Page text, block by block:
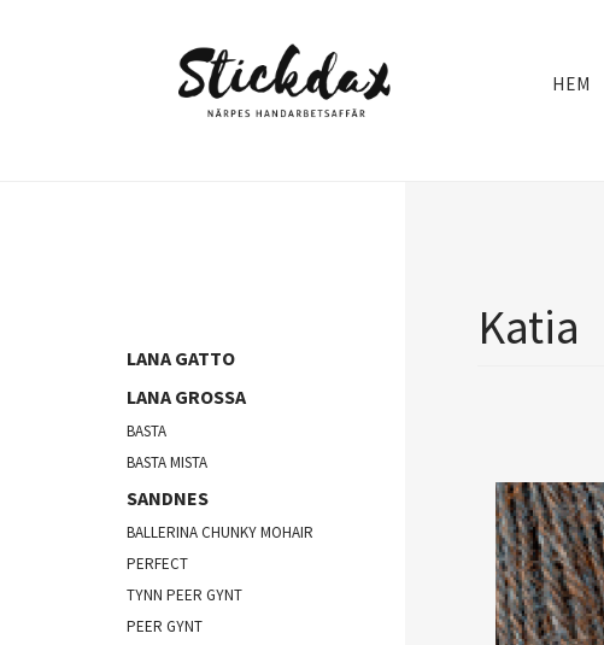
HEM
LANA GATTO
LANA GROSSA
BASTA
BASTA MISTA
SANDNES
BALLERINA CHUNKY MOHAIR
PERFECT
TYNN PEER GYNT
PEER GYNT
Katia